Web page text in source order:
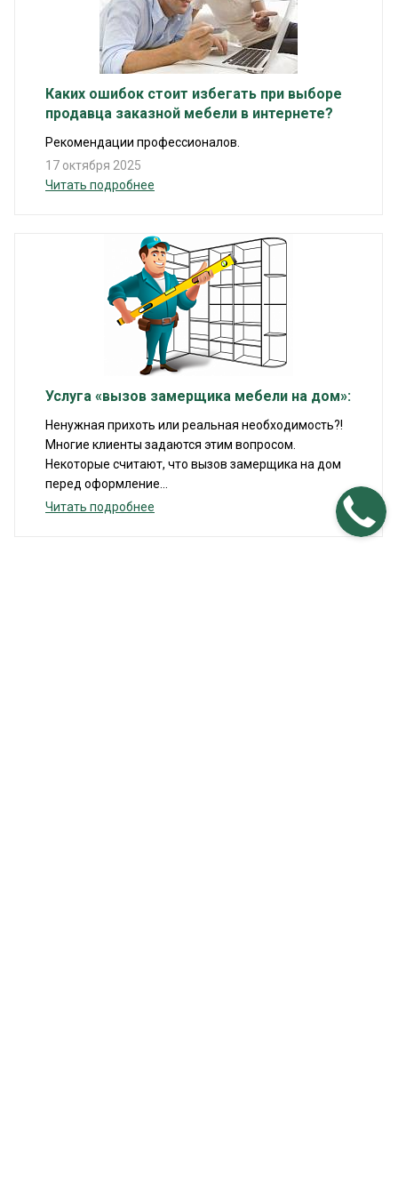
Каких ошибок стоит избегать при выборе
продавца заказной мебели в интернете?
Рекомендации профессионалов.
17 октября 2025
Читать подробнее
Услуга «вызов замерщика мебели на дом»:
Ненужная прихоть или реальная необходимость?!
Многие клиенты задаются этим вопросом.
Некоторые считают, что вызов замерщика на дом
перед оформление...
Читать подробнее